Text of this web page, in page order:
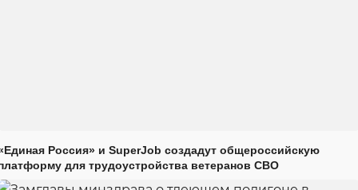
Россия» и SuperJob создадут общероссийскую
для трудоустройства ветеранов СВО